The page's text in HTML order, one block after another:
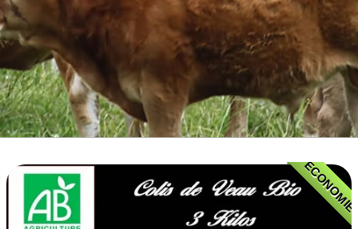
ACCUEIL
VOLAILLES BIO
BOEUF D'HERBE BIO
VEAU BIO
PORC BIO
ECONOMIE